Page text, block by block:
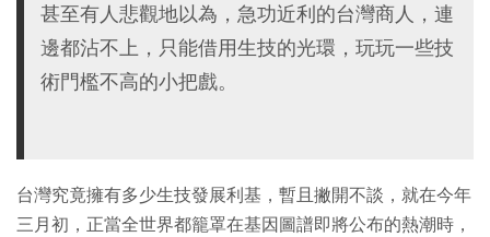
甚至有人悲觀地以為，急功近利的台灣商人，連
邊都沾不上，只能借用生技的光環，玩玩一些技
術門檻不高的小把戲。
台灣究竟擁有多少生技發展利基，暫且撇開不談，就在今年
三月初，正當全世界都籠罩在基因圖譜即將公布的熱潮時，